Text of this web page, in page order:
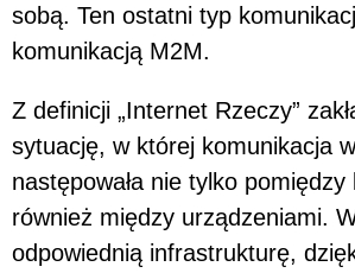
sobą. Ten ostatni typ
komunikacją M2M.
Z definicji „Internet Rzeczy”
sytuację, w której komunikacja
następowała nie tylko
również między urządzeniami.
odpowiednią infrastrukturę,